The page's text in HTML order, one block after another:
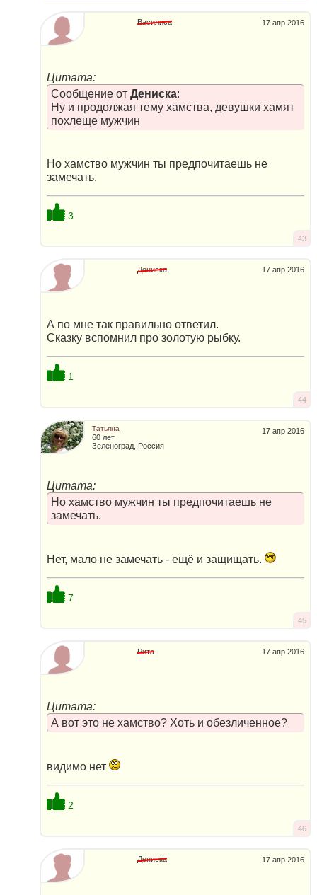
17 апр 2016
Василиса
Цитата:
Сообщение от Дениска:
Ну и продолжая тему хамства, девушки хамят
похлеще мужчин
Но хамство мужчин ты предпочитаешь не
замечать.
3
43
17 апр 2016
Дениска
А по мне так правильно ответил.
Сказку вспомнил про золотую рыбку.
1
44
17 апр 2016
Татьяна
60 лет
Зеленоград, Россия
Цитата:
Но хамство мужчин ты предпочитаешь не
замечать.
Нет, мало не замечать - ещё и защищать.
7
45
17 апр 2016
Рита
Цитата:
А вот это не хамство? Хоть и обезличенное?
видимо нет
2
46
17 апр 2016
Дениска